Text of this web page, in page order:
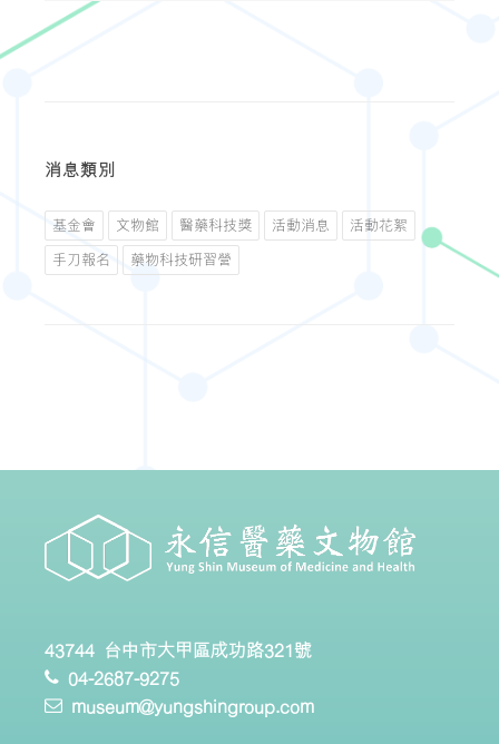
消息類別
基金會 文物館 醫藥科技獎 活動消息 活動花絮
手刀報名 藥物科技研習營
43744 台中市大甲區成功路321號
04-2687-9275
museum@yungshingroup.com